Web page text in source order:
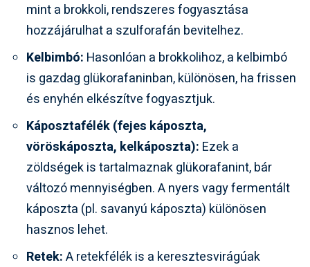
mint a brokkoli, rendszeres fogyasztása
hozzájárulhat a szulforafán bevitelhez.
Kelbimbó: Hasonlóan a brokkolihoz, a kelbimbó
is gazdag glükorafaninban, különösen, ha frissen
és enyhén elkészítve fogyasztjuk.
Káposztafélék (fejes káposzta,
vöröskáposzta, kelkáposzta): Ezek a
zöldségek is tartalmaznak glükorafanint, bár
változó mennyiségben. A nyers vagy fermentált
káposzta (pl. savanyú káposzta) különösen
hasznos lehet.
Retek:A retekfélék is a keresztesvirágúak